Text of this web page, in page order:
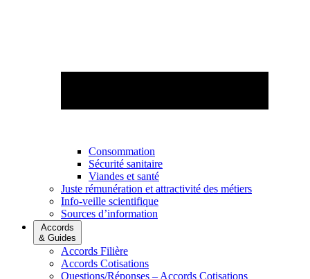
Consommation
Sécurité sanitaire
Viandes et santé
Juste rémunération et attractivité des métiers
Info-veille scientifique
Sources d’information
Accords
& Guides
Accords Filière
Accords Cotisations
Questions/Réponses – Accords Cotisations